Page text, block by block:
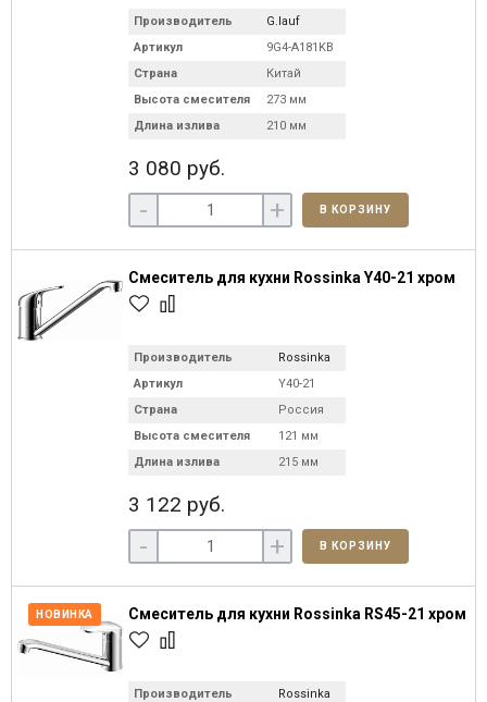
Производитель
G.lauf
Артикул
9G4-A181KB
Страна
Китай
Высота смесителя
273 мм
Длина излива
210 мм
3 080 руб.
- + В КОРЗИНУ
Смеситель для кухни Rossinka Y40-21 хром
Производитель
Rossinka
Артикул
Y40-21
Страна
Россия
Высота смесителя
121 мм
Длина излива
215 мм
3 122 руб.
- + В КОРЗИНУ
НОВИНКА Смеситель для кухни Rossinka RS45-21 хром
Производитель
Rossinka